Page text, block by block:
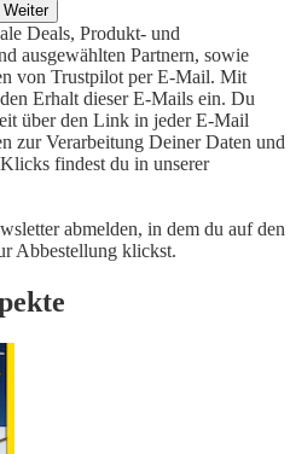
Weiter
Deals, Produkt- und
ausgewählten Partnern, sowie
von Trustpilot per E-Mail. Mit
Erhalt dieser E-Mails ein. Du
über den Link in jeder E-Mail
zur Verarbeitung Deiner Daten und
findest du in unserer
abmelden, in dem du auf den
Abbestellung klickst.